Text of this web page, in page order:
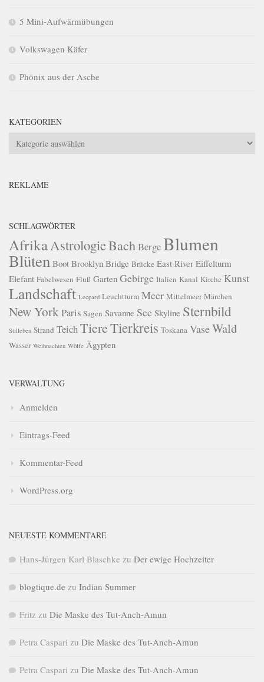
5 Mini-Aufwärmübungen
Volkswagen Käfer
Phönix aus der Asche
KATEGORIEN
Kategorien
REKLAME
SCHLAGWÖRTER
Afrika AstrologieBachBergeBlumen
Blüten Boot Brooklyn Bridge Brücke East River Eiffelturm
Elefant Fabelwesen Fluß Garten Gebirge Italien Kanal Kirche Kunst
Landschaft Leopard Leuchtturm Meer Mittelmeer Märchen
New YorkParis Sagen Savanne See Skyline Sternbild
Stilleben Strand TeichTiereTierkreis Toskana VaseWald
Wasser Weihnachten Wölfe Ägypten
VERWALTUNG
Anmelden
Eintrags-Feed
Kommentar-Feed
WordPress.org
NEUESTE KOMMENTARE
Hans-Jürgen Karl Blaschke zu Der ewige Hochzeiter
blogtique.de zu Indian Summer
Fritz zu Die Maske des Tut-Anch-Amun
Petra Caspari zu Die Maske des Tut-Anch-Amun
Petra Caspari zu Die Maske des Tut-Anch-Amun